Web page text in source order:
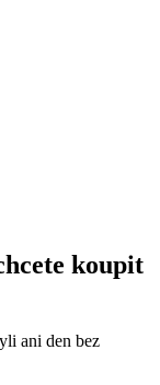
koupit
ani den bez